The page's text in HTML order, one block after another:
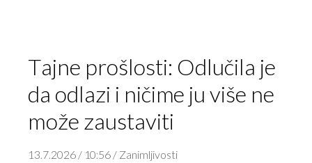
Tajne prošlosti: Odlučila je
da odlazi i ničime ju više ne
može zaustaviti
13.7.2026 / 10:56 / Zanimljivosti